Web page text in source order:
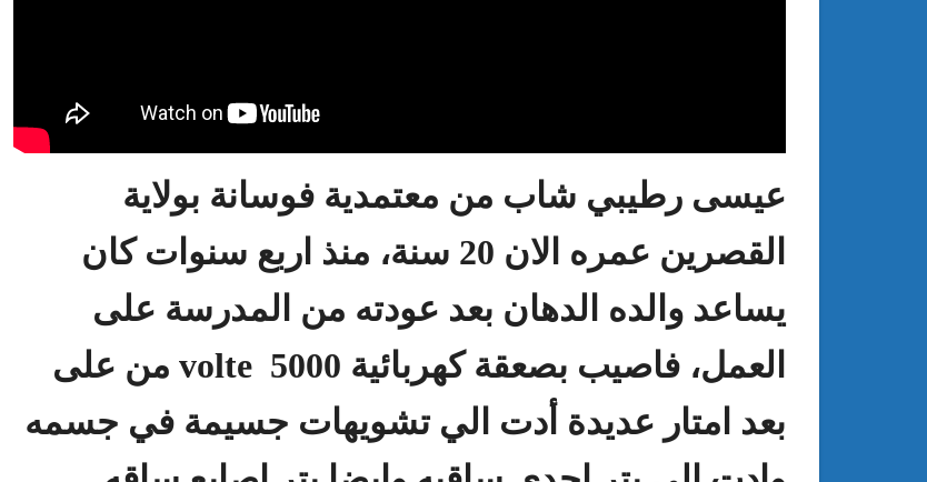
عيسى رطيبي شاب من معتمدية فوسانة بولاية
القصرين عمره الان 20 سنة، منذ اربع سنوات كان
يساعد والده الدهان بعد عودته من المدرسة على
العمل، فاصيب بصعقة كهربائية 5000 volte
من على
بعد امتار عديدة أدت الي تشويهات جسيمة في جسمه
المسرح الجامعي يقود رواده إلى الملتقيات
الدولية…التجربة العمانية نموذجا
عبد الستار الخليفي: مهم جدا أن يتواصل
الملتقى الدولي الحسين بوزيان للمسرح
الجامعي بوجودي أو بدونه